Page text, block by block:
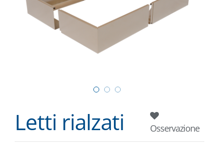
Letti rialzati Osservazione